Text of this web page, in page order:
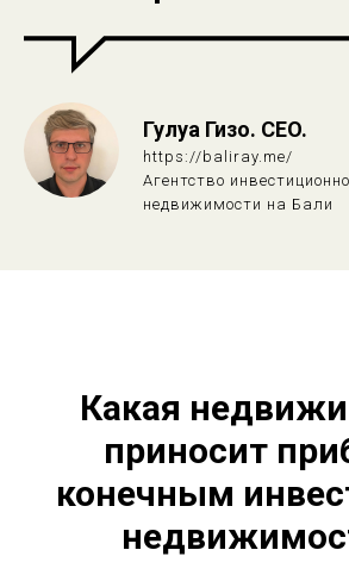
Гулуа Гизо. CEO.
https://baliray.me/
Агентство
недвижимости на Бали
Какая
приносит
конечным